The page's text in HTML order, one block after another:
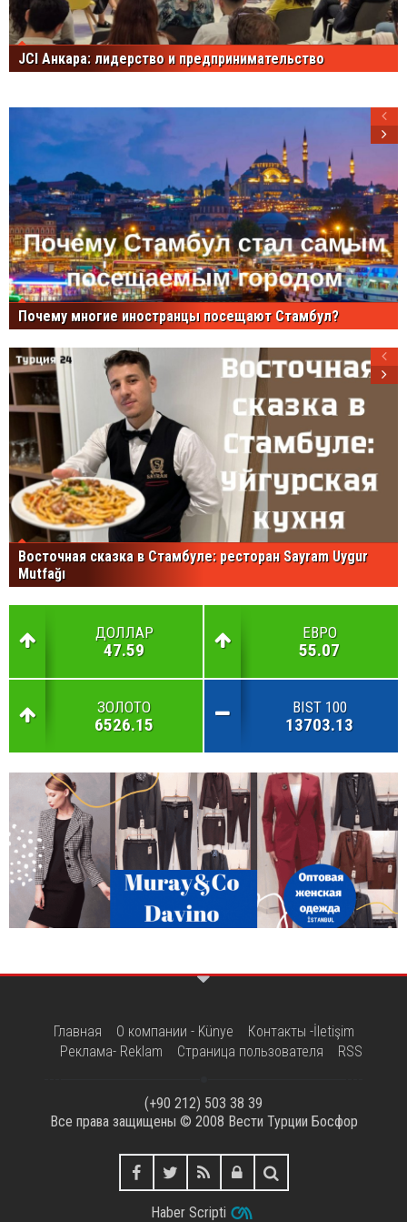
JCI Анкара: лидерство и предпринимательство
Почему многие иностранцы посещают Стамбул?
Восточная сказка в Стамбуле: ресторан Sayram Uygur
Mutfağı
ДОЛЛАР
47.59
ЕВРО
55.07
ЗОЛОТО
6526.15
BIST 100
13703.13
Главная О компании - Künye
Контакты -İletişim
Реклама- Reklam
Страница пользователя RSS
(+90 212) 503 38 39
Все права защищены © 2008 Вести Турции Босфор
Haber Scripti